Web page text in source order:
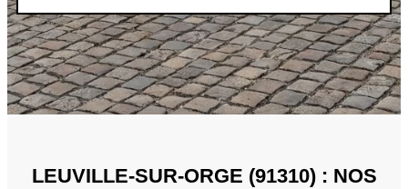
LEUVILLE-SUR-ORGE (91310) : NOS